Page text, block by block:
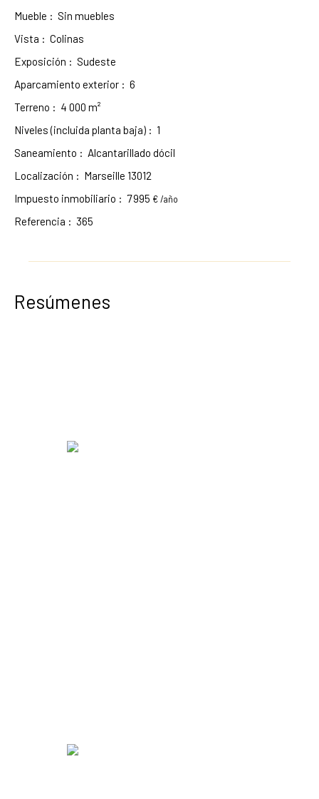
Mueble : Sin muebles
Vista : Colinas
Exposición : Sudeste
Aparcamiento exterior : 6
Terreno : 4 000 m²
Niveles (incluida planta baja) : 1
Saneamiento : Alcantarillado dócil
Localización : Marseille 13012
Impuesto inmobiliario : 7 995 € /año
Referencia : 365
Resúmenes